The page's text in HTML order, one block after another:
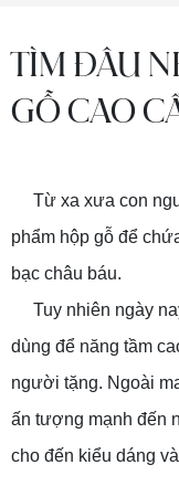
TÌM ĐÂU
GỖ CAO
Từ xa xưa con
phẩm hộp gỗ để
bạc châu báu.
Tuy nhiên ngày
dùng để năng tầm
người tặng. Ngoài
ấn tượng mạnh đến
cho đến kiểu dáng